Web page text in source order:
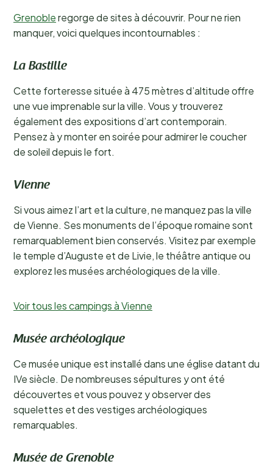
Grenobleregorge de sites à découvrir. Pour ne rien
manquer, voici quelques incontournables :
La Bastille
Cette forteresse située à 475 mètres d’altitude offre
une vue imprenable sur la ville. Vous y trouverez
également des expositions d’art contemporain.
Pensez à y monter en soirée pour admirer le coucher
de soleil depuis le fort.
Vienne
Si vous aimez l’art et la culture, ne manquez pas la ville
de Vienne. Ses monuments de l’époque romaine sont
remarquablement bien conservés. Visitez par exemple
le temple d’Auguste et de Livie, le théâtre antique ou
explorez les musées archéologiques de la ville.
Voir tous les campings à Vienne
Musée archéologique
Ce musée unique est installé dans une église datant du
IVe siècle. De nombreuses sépultures y ont été
découvertes et vous pouvez y observer des
squelettes et des vestiges archéologiques
remarquables.
Musée de Grenoble